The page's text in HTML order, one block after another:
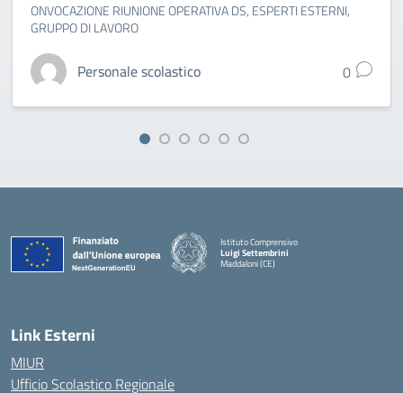
ONVOCAZIONE RIUNIONE OPERATIVA DS, ESPERTI ESTERNI,
GRUPPO DI LAVORO
Personale scolastico 0
Istituto Comprensivo
Luigi Settembrini
Maddaloni (CE)
Link Esterni
MIUR
Ufficio Scolastico Regionale